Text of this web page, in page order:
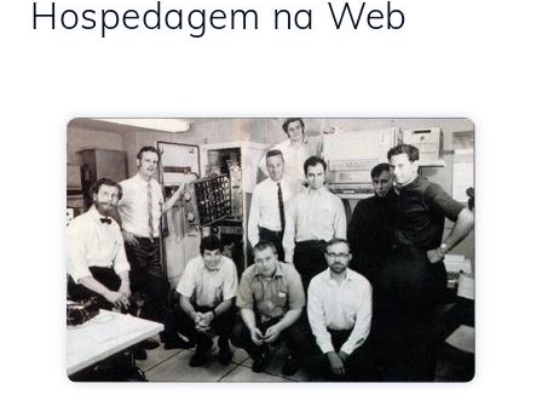
Hospedagem na Web